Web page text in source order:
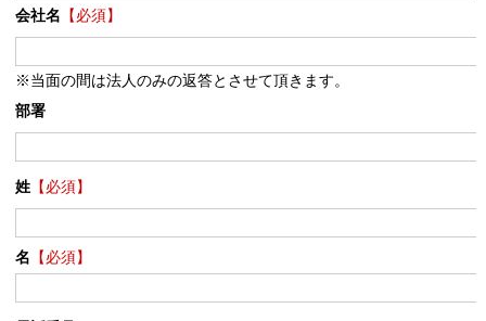
会社名 【必須】
※当面の間は法人のみの返答とさせて頂きます。
部署
姓【必須】
名 【必須】